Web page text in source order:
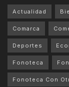
Actualidad
Comarca
Deportes
Fonoteca
Fonoteca Con